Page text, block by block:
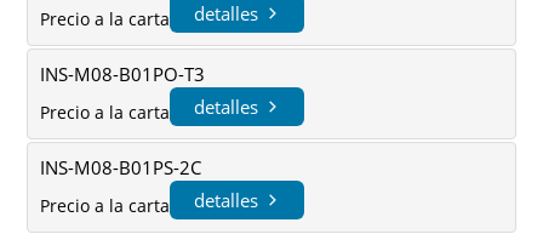
Precio a la carta detalles
INS-M08-B01PO-T3
Precio a la carta detalles
INS-M08-B01PS-2C
Precio a la carta detalles